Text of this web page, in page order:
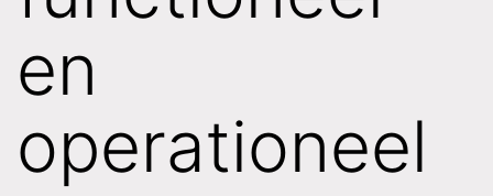
en
operationeel